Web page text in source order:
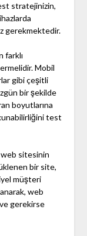
stratejinizin,
gerekmektedir.
farklı
Mobil
gibi çeşitli
bir şekilde
boyutlarına
test
sitesinin
bir site,
müşteri
web
gerekirse